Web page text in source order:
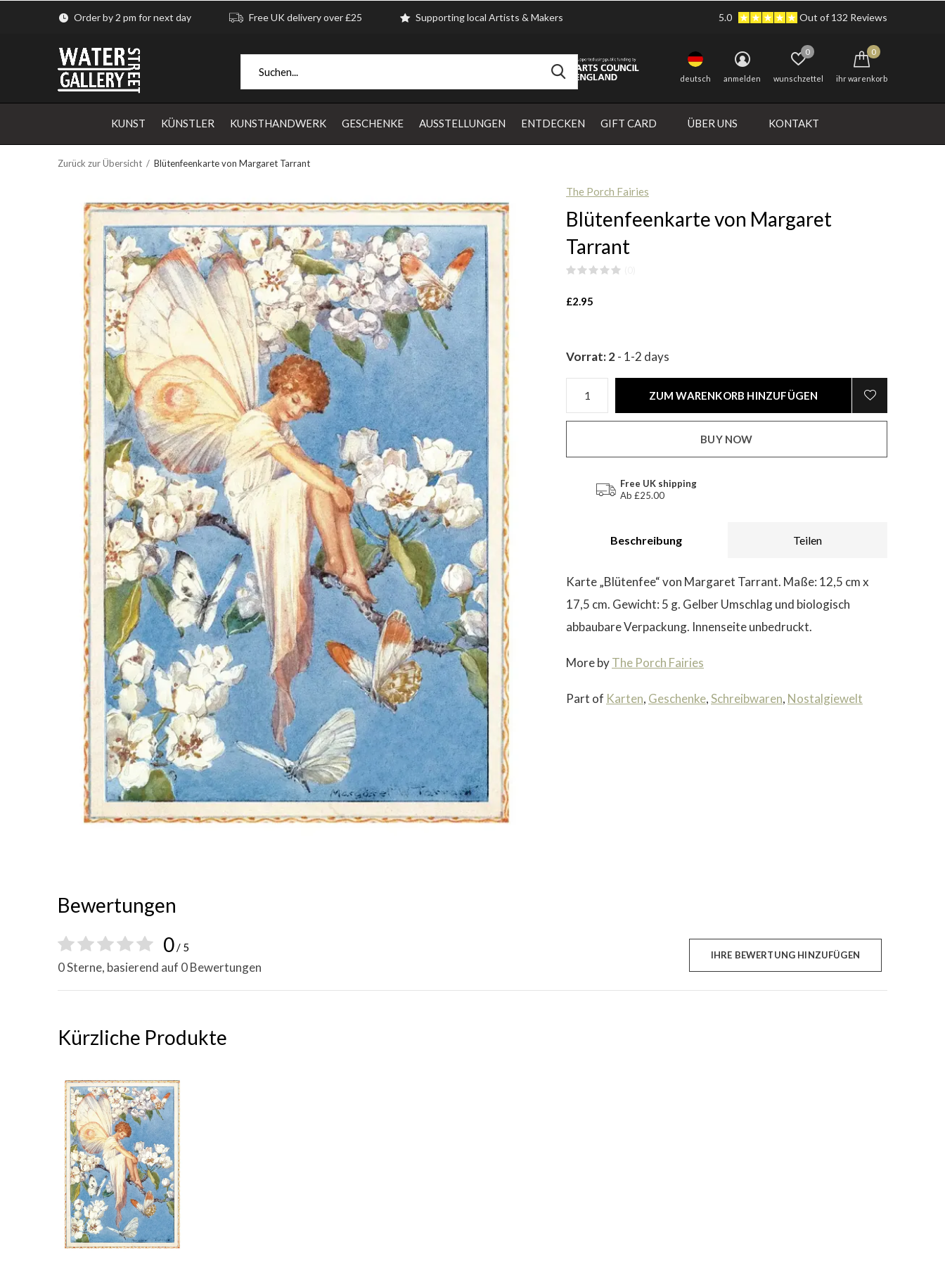
KUNST KÜNSTLER KUNSTHANDWERK GESCHENKE AUSSTELLUNGEN ENTDECKEN GIFT CARD ÜBER UNS KONTAKT
deutsch anmelden wunschzettel
0
ihr warenkorb
0
Order by 2 pm for next day Free UK delivery over £25 Supporting local Artists & Makers 5.0 Out of 132 Reviews
Zurück zur Übersicht Blütenfeenkarte von Margaret Tarrant
The Porch Fairies
Blütenfeenkarte von Margaret
Tarrant
£2.95
Vorrat: 2- 1-2 days
ZUM WARENKORB HINZUFÜGEN
BUY NOW
Free UK shipping
Ab £25.00
Beschreibung Teilen
Karte „Blütenfee“ von Margaret Tarrant. Maße: 12,5 cm x
17,5 cm. Gewicht: 5 g. Gelber Umschlag und biologisch
abbaubare Verpackung. Innenseite unbedruckt.
More byThe Porch Fairies
Part of Karten, Geschenke,Schreibwaren, Nostalgiewelt
Bewertungen
0/ 5
0 Sterne, basierend auf 0 Bewertungen
IHRE BEWERTUNG HINZUFÜGEN
Kürzliche Produkte